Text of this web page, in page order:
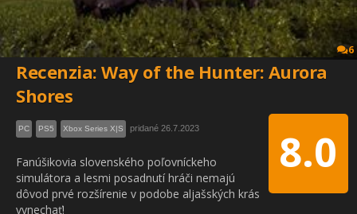
6
Recenzia: Way of the Hunter: Aurora
Shores
8.0
PC PS5 Xbox Series X|S pridané 26.7.2023
Fanúšikovia slovenského poľovníckeho
simulátora a lesmi posadnutí hráči nemajú
dôvod prvé rozšírenie v podobe aljašských krás
vynechať!